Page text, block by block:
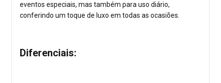
eventos especiais, mas também para uso diário,
conferindo um toque de luxo em todas as ocasiões.
Diferenciais: